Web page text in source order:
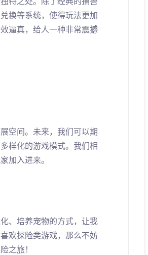
换等系统，使得玩法更加
逼真，给人一种非常震撼
空间。未来，我们可以期
样化的游戏模式。我们相
加入进来。
、培养宠物的方式，让我
欢探险类游戏，那么不妨
之旅！